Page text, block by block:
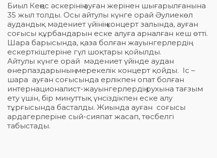
Биыл Кеңес әскерінің ауған жерінен шығарылғанына
35 жыл толды. Осы айтулы күнге орай Әулиекөл
аудандық мәдениет үйінің концерт залында, ауған
соғысы құрбандарын еске алуға арналған кеш өтті.
Шара барысында, қаза болған жауынгерлердің
ескерткіштеріне гүл шоқтары қойылды.
Айтулы күнге орай мәдениет үйінде аудан
өнерпаздарының мерекелік концерт қойды. Іс –
шара ауған соғысында ерлікпен опат болған
интернационалист-жауынгерлердің рухына тағзым
ету үшін, бір минуттық үнсіздікпен еске алу
тұрғысында басталды. Жиында ауған соғысы
ардагерлеріне сый-сияпат жасап, төсбелгі
табыстады.